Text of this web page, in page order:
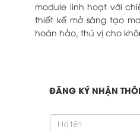
module linh hoạt với
thiết kế mở sáng tạo
hoàn hảo, thú vị cho
ĐĂNG KÝ NHẬN